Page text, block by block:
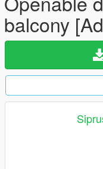
balcony